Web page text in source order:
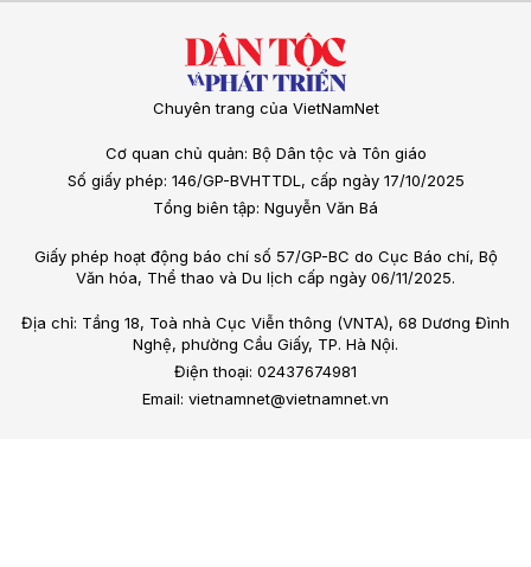
Chuyên trang của VietNamNet
Cơ quan chủ quản: Bộ Dân tộc và Tôn giáo
Số giấy phép: 146/GP-BVHTTDL, cấp ngày 17/10/2025
Tổng biên tập: Nguyễn Văn Bá
Giấy phép hoạt động báo chí số 57/GP-BC do Cục Báo chí, Bộ
Văn hóa, Thể thao và Du lịch cấp ngày 06/11/2025.
Địa chỉ: Tầng 18, Toà nhà Cục Viễn thông (VNTA), 68 Dương Đình
Nghệ, phường Cầu Giấy, TP. Hà Nội.
Điện thoại: 02437674981
Email: vietnamnet@vietnamnet.vn